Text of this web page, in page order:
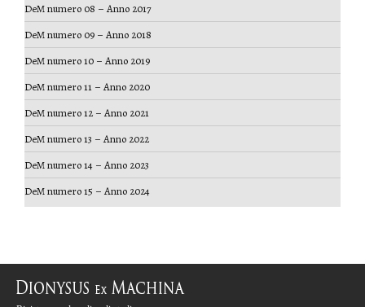
DeM numero 08 – Anno 2017
DeM numero 09 – Anno 2018
DeM numero 10 – Anno 2019
DeM numero 11 – Anno 2020
DeM numero 12 – Anno 2021
DeM numero 13 – Anno 2022
DeM numero 14 – Anno 2023
DeM numero 15 – Anno 2024